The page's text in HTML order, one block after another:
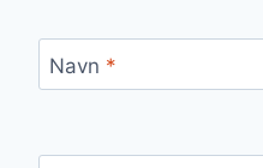
Navn *